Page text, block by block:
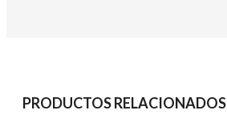
PRODUCTOS RELACIONADOS